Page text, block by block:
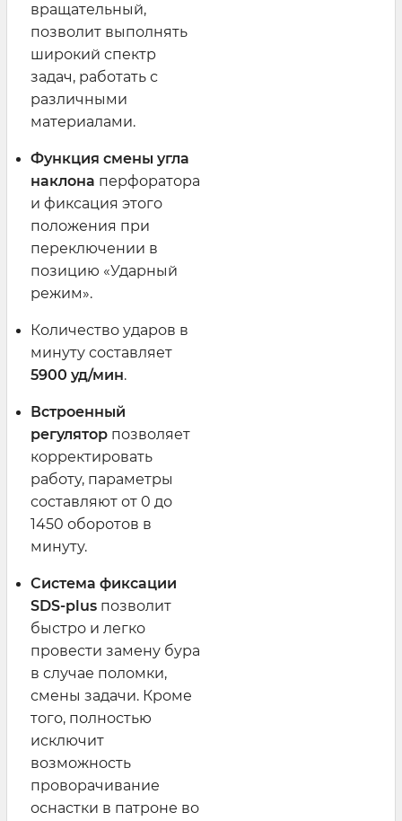
вращательный,
позволит выполнять
широкий спектр
задач, работать с
различными
материалами.
Функция смены угла
наклона перфоратора
и фиксация этого
положения при
переключении в
позицию «Ударный
режим».
Количество ударов в
минуту составляет
5900 уд/мин.
Встроенный
регулятор позволяет
корректировать
работу, параметры
составляют от 0 до
1450 оборотов в
минуту.
Система фиксации
SDS-plus позволит
быстро и легко
провести замену бура
в случае поломки,
смены задачи. Кроме
того, полностью
исключит
возможность
проворачивание
оснастки в патроне во